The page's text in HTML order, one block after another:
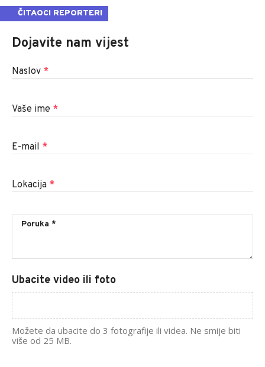
ČITAOCI REPORTERI
Dojavite nam vijest
Naslov *
Vaše ime *
E-mail *
Lokacija *
Ubacite video ili foto
Možete da ubacite do 3 fotografije ili videa. Ne smije biti
više od 25 MB.